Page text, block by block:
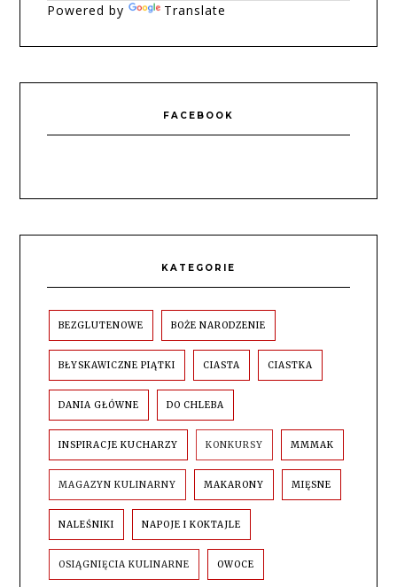
Powered by Translate
FACEBOOK
KATEGORIE
BEZGLUTENOWE BOŻE NARODZENIE
BŁYSKAWICZNE PIĄTKI CIASTA CIASTKA
DANIA GŁÓWNE DO CHLEBA
INSPIRACJE KUCHARZY KONKURSY MMMAK
MAGAZYN KULINARNY MAKARONY MIĘSNE
NALEŚNIKI NAPOJE I KOKTAJLE
OSIĄGNIĘCIA KULINARNE OWOCE